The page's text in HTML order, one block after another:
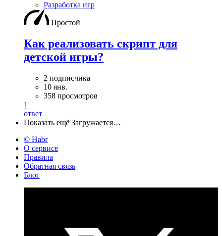
Разработка игр
Простой
Как реализовать скрипт для
детской игры?
2 подписчика
10 янв.
358 просмотров
1
ответ
Показать ещё Загружается…
© Habr
О сервисе
Правила
Обратная связь
Блог